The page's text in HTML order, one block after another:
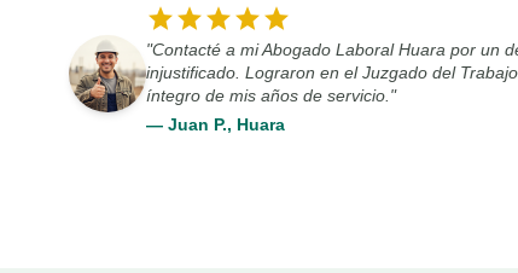
starstarstarstarstar
"Contacté a mi Abogado Laboral Huara por un
injustificado. Lograron en el Juzgado del
íntegro de mis años de servicio."
— Juan P., Huara